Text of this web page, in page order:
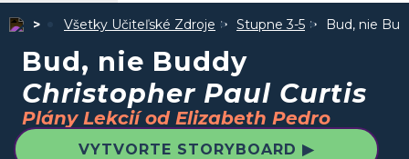
Všetky Učiteľské Zdroje Stupne 3-5 Bud, nie
Bud, nie Buddy
Christopher Paul Curtis
Plány Lekcií od Elizabeth Pedro
VYTVORTE STORYBOARD ▶